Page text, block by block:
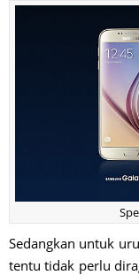
Sedangkan untuk
tentu tidak perlu